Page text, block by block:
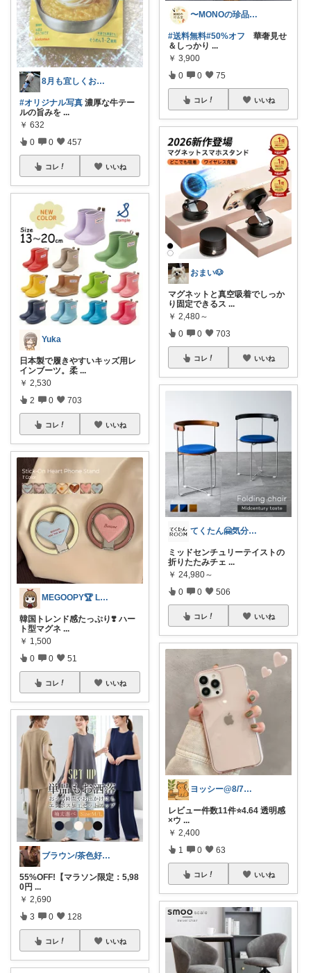
8月も宜しくお願い致します✨🤗✨
#オリジナル写真 濃厚な牛テー
ルの旨みを ...
￥ 632
0 0 457
コレ いいね
Yuka
日本製で履きやすいキッズ用レ
インブーツ。柔 ...
￥ 2,530
2 0 703
コレ いいね
MEGOOPY🏆 LᵒᵛᵉᎽ༠ᐡ❤︎
韓国トレンド感たっぷり❣️ ハー
ト型マグネ ...
￥ 1,500
0 0 51
コレ いいね
ブラウン/茶色好き🤎ノブたん
55%OFF!【マラソン限定：5,98
0円 ...
￥ 2,690
3 0 128
コレ いいね
〜MONOの珍品堂〜
#送料無料#50%オフ 華奢見せ
＆しっかり ...
￥ 3,900
0 0 75
コレ いいね
おまい🐶
マグネットと真空吸着でしっか
り固定できるス ...
￥ 2,480～
0 0 703
コレ いいね
てくたん🤗気分がアガる⤴インテリア雑貨
ミッドセンチュリーテイストの
折りたたみチェ ...
￥ 24,980～
0 0 506
コレ いいね
ヨッシー@8/7経由購入感謝！
レビュー件数11件⭐️4.64 透明感
×ウ ...
￥ 2,400
1 0 63
コレ いいね